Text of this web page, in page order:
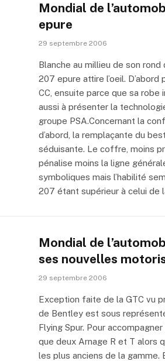
Mondial de
epure
29 septembre 2006
Blanche au millieu de son
207 epure attire l’oeil.
CC, ensuite parce que sa robe
aussi à présenter la
groupe PSA.Concernant la
d’abord, la remplaçante du
séduisante. Le coffre, moins
pénalise moins la ligne
symboliques mais l’habilité
207 étant supérieur à celui de
Mondial de
ses nouvelles
29 septembre 2006
Exception faite de la GTC vu
de Bentley est sous
Flying Spur. Pour
que deux Arnage R et T alors
les plus anciens de la